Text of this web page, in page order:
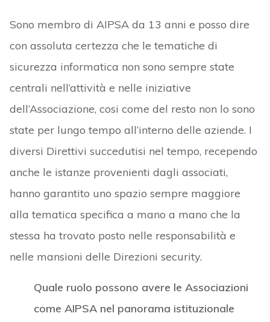
Sono membro di AIPSA da 13 anni e posso dire
con assoluta certezza che le tematiche di
sicurezza informatica non sono sempre state
centrali nell’attività e nelle iniziative
dell’Associazione, cosi come del resto non lo sono
state per lungo tempo all’interno delle aziende. I
diversi Direttivi succedutisi nel tempo, recependo
anche le istanze provenienti dagli associati,
hanno garantito uno spazio sempre maggiore
alla tematica specifica a mano a mano che la
stessa ha trovato posto nelle responsabilità e
nelle mansioni delle Direzioni security.
Quale ruolo possono avere le Associazioni
come AIPSA nel panorama istituzionale